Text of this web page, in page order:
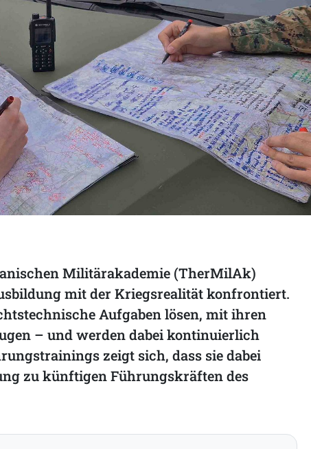
Militärakademie (TherMilAk)
mit der Kriegsrealität konfrontiert.
Aufgaben lösen, mit ihren
– und werden dabei kontinuierlich
zeigt sich, dass sie dabei
zu künftigen Führungskräften des